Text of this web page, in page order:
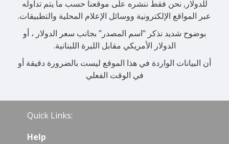
للدولار, نحن فقط ننشره على موقعنا حسب ما يتم تداوله
عبر المواقع الإلكترونية ووسائل الإعلام المحلية والتطبيقات.
بوضوح شديد نذكر "اسم المصدر" بجانب سعر الدولار ، أو
الدولار الأمريكي مقابل الليرة اللبنانية.
أن البيانات الواردة في هذا الموقع ليست بالضرورة دقيقة أو
في الوقت الفعلي
Quick Links:
Help